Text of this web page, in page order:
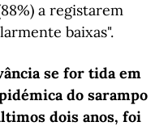
a registarem
baixas".
se for tida em
do sarampo
dois anos, foi